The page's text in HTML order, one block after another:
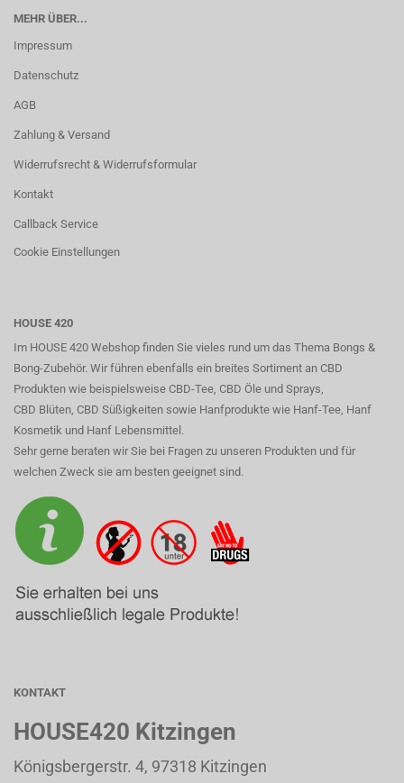
MEHR ÜBER...
Impressum
Datenschutz
AGB
Zahlung & Versand
Widerrufsrecht & Widerrufsformular
Kontakt
Callback Service
Cookie Einstellungen
HOUSE 420
Im HOUSE 420 Webshop finden Sie vieles rund um das Thema Bongs &
Bong-Zubehör. Wir führen ebenfalls ein breites Sortiment an CBD
Produkten wie beispielsweise CBD-Tee, CBD Öle und Sprays,
CBD Blüten, CBD Süßigkeiten sowie Hanfprodukte wie Hanf-Tee, Hanf
Kosmetik und Hanf Lebensmittel.
Sehr gerne beraten wir Sie bei Fragen zu unseren Produkten und für
welchen Zweck sie am besten geeignet sind.
KONTAKT
HOUSE420 Kitzingen
Königsbergerstr. 4, 97318 Kitzingen